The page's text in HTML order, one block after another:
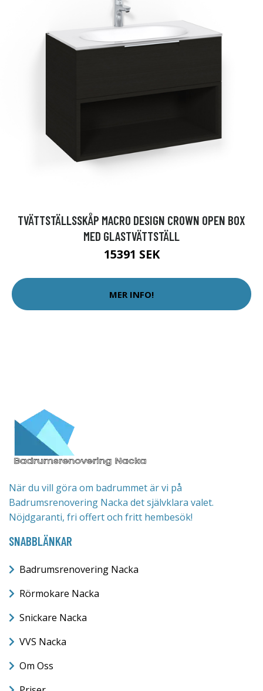
TVÄTTSTÄLLSSKÅP MACRO DESIGN CROWN OPEN BOX
MED GLASTVÄTTSTÄLL
15391 SEK
MER INFO!
När du vill göra om badrummet är vi på
Badrumsrenovering Nacka det självklara valet.
Nöjdgaranti, fri offert och fritt hembesök!
SNABBLÄNKAR
Badrumsrenovering Nacka
Rörmokare Nacka
Snickare Nacka
VVS Nacka
Om Oss